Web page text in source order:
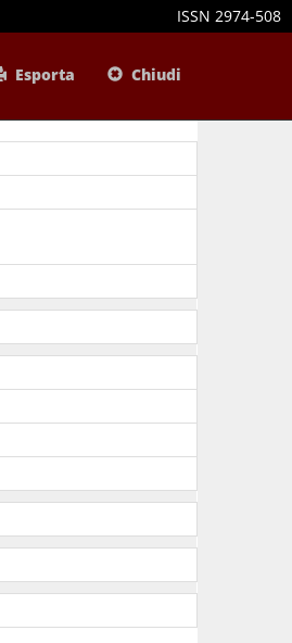
ISSN 2974-508
Esporta Chiudi